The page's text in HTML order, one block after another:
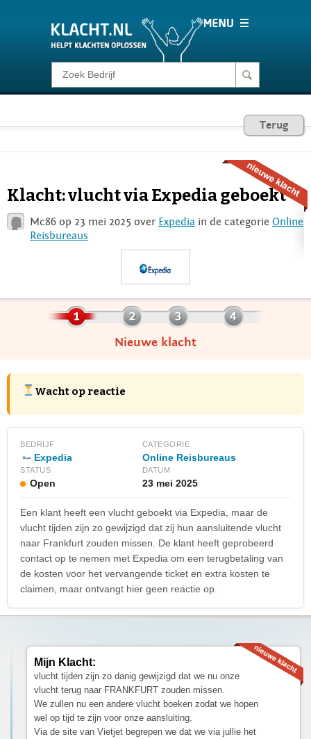
Klacht melden
Consumentenrecht Terug
Klacht: vlucht via Expedia geboekt
Mc86 op 23 mei 2025 over Expedia in de categorie Online
Reisbureaus
Nieuwe klacht
Wacht op reactie
BEDRIJF
Expedia
CATEGORIE
Online Reisbureaus
STATUS
Open
DATUM
23 mei 2025
Een klant heeft een vlucht geboekt via Expedia, maar de
vlucht tijden zijn zo gewijzigd dat zij hun aansluitende vlucht
naar Frankfurt zouden missen. De klant heeft geprobeerd
contact op te nemen met Expedia om een terugbetaling van
de kosten voor het vervangende ticket en extra kosten te
claimen, maar ontvangt hier geen reactie op.
Mijn Klacht:
vlucht tijden zijn zo danig gewijzigd dat we nu onze
vlucht terug naar FRANKFURT zouden missen.
We zullen nu een andere vlucht boeken zodat we hopen
wel op tijd te zijn voor onze aansluiting.
Via de site van Vietjet begrepen we dat we via jullie het